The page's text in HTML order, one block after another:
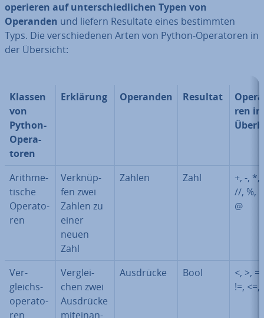
operieren auf un­ter­schied­li­chen Typen von
Operanden und liefern Resultate eines be­stimm­ten
Typs. Die ver­schie­de­nen Arten von Python-Ope­ra­to­ren in
der Übersicht:
Klassen
von
Python-
Ope­ra­
to­ren
Erklärung Operanden Resultat
ren
Arith­me­
ti­sche
Ope­ra­to­
ren
Ver­knüp­
fen zwei
Zahlen zu
einer
neuen
Zahl
Zahlen Zahl
+, -, *,
//, %,
@
Ver­
gleichs­
ope­ra­to­
ren
Ver­glei­
chen zwei
Ausdrücke
mit­ein­an­
Ausdrücke Bool
<, >,
!=, <=,